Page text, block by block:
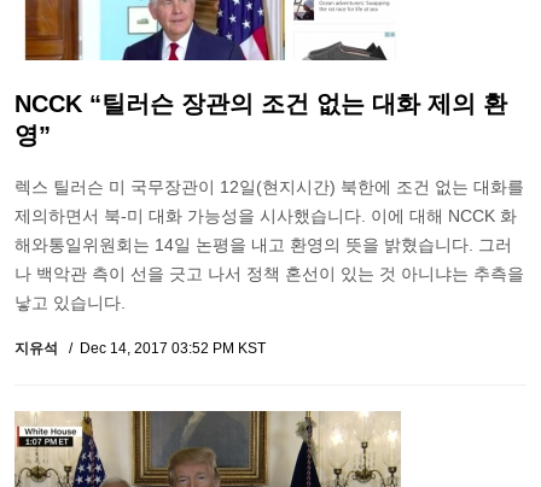
NCCK “틸러슨 장관의 조건 없는 대화 제의 환
영”
렉스 틸러슨 미 국무장관이 12일(현지시간) 북한에 조건 없는 대화를
제의하면서 북-미 대화 가능성을 시사했습니다. 이에 대해 NCCK 화
해와통일위원회는 14일 논평을 내고 환영의 뜻을 밝혔습니다. 그러
나 백악관 측이 선을 긋고 나서 정책 혼선이 있는 것 아니냐는 추측을
낳고 있습니다.
지유석 Dec 14, 2017 03:52 PM KST